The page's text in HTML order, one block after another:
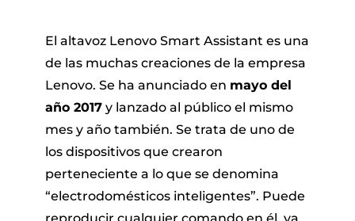
El altavoz Lenovo Smart Assistant es una
de las muchas creaciones de la empresa
Lenovo. Se ha anunciado en mayo del
año 2017y lanzado al público el mismo
mes y año también. Se trata de uno de
los dispositivos que crearon
perteneciente a lo que se denomina
“electrodomésticos inteligentes”. Puede